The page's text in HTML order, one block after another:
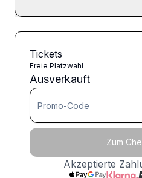
Tickets
Freie Platzwahl
Ausverkauft
Zum
Akzeptierte